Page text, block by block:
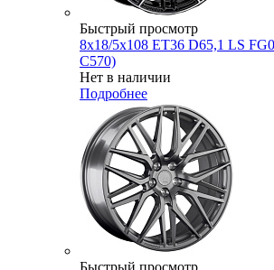
Быстрый просмотр
8x18/5x108 ET36 D65,1 LS
C570)
Нет в наличии
Подробнее